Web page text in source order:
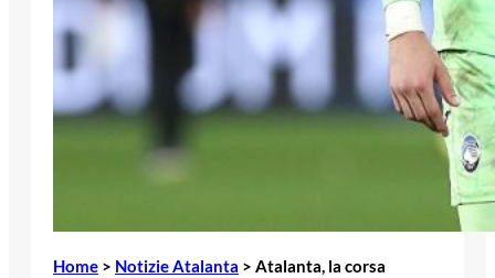
Home > Notizie Atalanta > Atalanta, la corsa